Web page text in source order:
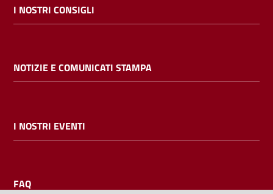
cataloghi
bibliotecario
I NOSTRI CONSIGLI
NOTIZIE E COMUNICATI STAMPA
I NOSTRI EVENTI
FAQ